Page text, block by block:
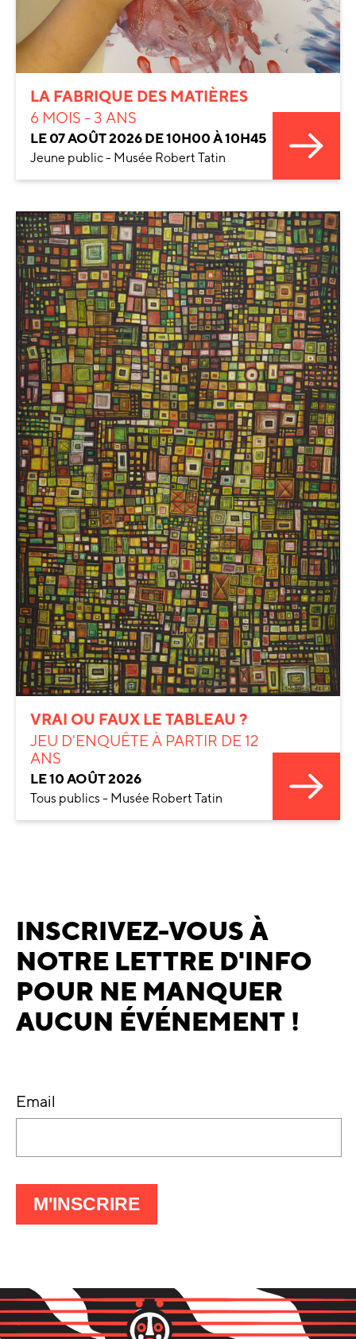
LA FABRIQUE DES MATIÈRES
6 MOIS - 3 ANS
LE 07 AOÛT 2026 DE 10H00 À 10H45
Jeune public - Musée Robert Tatin
VRAI OU FAUX LE TABLEAU ?
JEU D'ENQUÊTE À PARTIR DE 12
ANS
LE 10 AOÛT 2026
Tous publics - Musée Robert Tatin
INSCRIVEZ-VOUS À
NOTRE LETTRE D'INFO
POUR NE MANQUER
AUCUN ÉVÉNEMENT !
Email
M'INSCRIREÀ
LA